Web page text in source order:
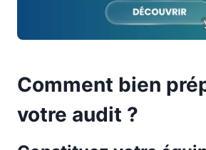
Comment bien
votre audit ?